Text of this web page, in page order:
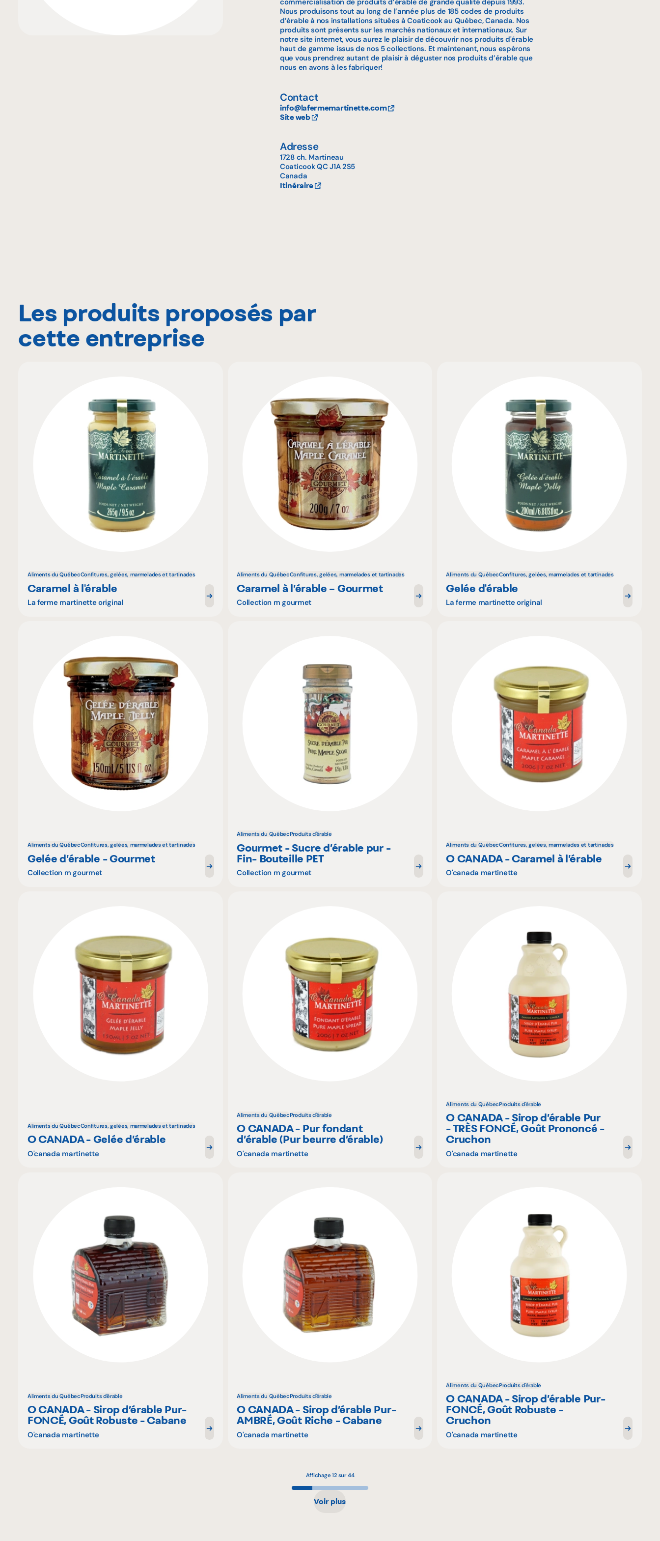
commercialisation de produits d’érable de grande qualité depuis 1993.
Nous produisons tout au long de l’année plus de 185 codes de produits
d’érable à nos installations situées à Coaticook au Québec, Canada. Nos
produits sont présents sur les marchés nationaux et internationaux. Sur
notre site internet, vous aurez le plaisir de découvrir nos produits d'érable
haut de gamme issus de nos 5 collections. Et maintenant, nous espérons
que vous prendrez autant de plaisir à déguster nos produits d’érable que
nous en avons à les fabriquer!
Contact
info@lafermemartinette.com
Site web
Adresse
1728 ch. Martineau
CoaticookQC J1A 2S5
Canada
Itinéraire
Les produits proposés par
cette entreprise
Aliments du QuébecConfitures, gelées, marmelades et tartinades
Caramel à l'érable
La ferme martinette original
Aliments du QuébecConfitures, gelées, marmelades et tartinades
Caramel à l’érable – Gourmet
Collection m gourmet
Aliments du QuébecConfitures, gelées, marmelades et tartinades
Gelée d'érable
La ferme martinette original
Aliments du QuébecConfitures, gelées, marmelades et tartinades
Gelée d’érable - Gourmet
Collection m gourmet
Aliments du QuébecProduits d'érable
Gourmet - Sucre d’érable pur -
Fin- Bouteille PET
Collection m gourmet
Aliments du QuébecConfitures, gelées, marmelades et tartinades
O CANADA - Caramel à l’érable
O'canada martinette
Aliments du QuébecConfitures, gelées, marmelades et tartinades
O CANADA - Gelée d’érable
O'canada martinette
Aliments du QuébecProduits d'érable
O CANADA - Pur fondant
d’érable (Pur beurre d’érable)
O'canada martinette
Aliments du QuébecProduits d'érable
O CANADA - Sirop d’érable Pur
- TRÈS FONCÉ, Goût Prononcé -
Cruchon
O'canada martinette
Aliments du QuébecProduits d'érable
O CANADA - Sirop d’érable Pur-
FONCÉ, Goût Robuste - Cabane
O'canada martinette
Aliments du QuébecProduits d'érable
O CANADA - Sirop d’érable Pur-
AMBRÉ, Goût Riche - Cabane
O'canada martinette
Aliments du QuébecProduits d'érable
O CANADA - Sirop d’érable Pur-
FONCÉ, Goût Robuste -
Cruchon
O'canada martinette
Affichage 12 sur 44
Voir plus